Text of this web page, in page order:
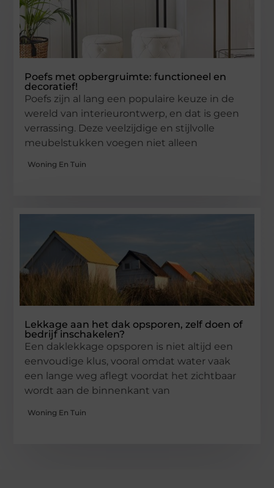
Poefs met opbergruimte: functioneel en
decoratief!
Poefs zijn al lang een populaire keuze in de
wereld van interieurontwerp, en dat is geen
verrassing. Deze veelzijdige en stijlvolle
meubelstukken voegen niet alleen
Woning En Tuin
Lekkage aan het dak opsporen, zelf doen of
bedrijf inschakelen?
Een daklekkage opsporen is niet altijd een
eenvoudige klus, vooral omdat water vaak
een lange weg aflegt voordat het zichtbaar
wordt aan de binnenkant van
Woning En Tuin